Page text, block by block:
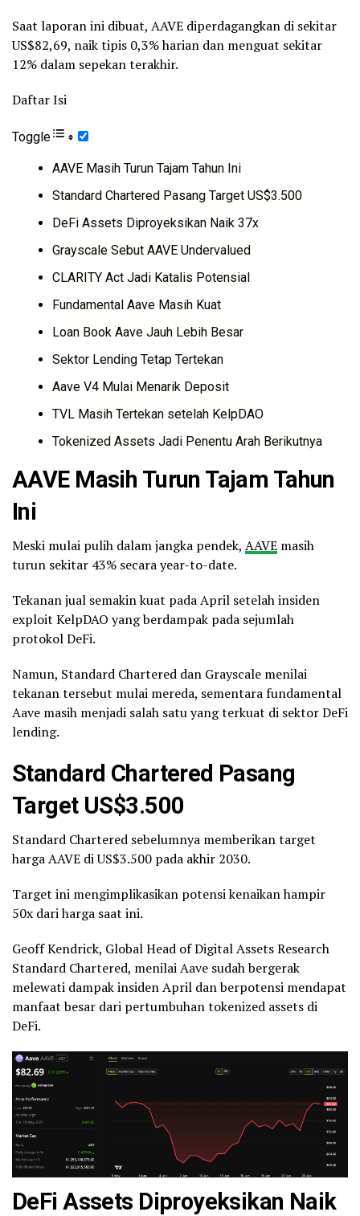
Saat laporan ini dibuat, AAVE diperdagangkan di sekitar
US$82,69, naik tipis 0,3% harian dan menguat sekitar
12% dalam sepekan terakhir.
Daftar Isi
Toggle
AAVE Masih Turun Tajam Tahun Ini
Standard Chartered Pasang Target US$3.500
DeFi Assets Diproyeksikan Naik 37x
Grayscale Sebut AAVE Undervalued
CLARITY Act Jadi Katalis Potensial
Fundamental Aave Masih Kuat
Loan Book Aave Jauh Lebih Besar
Sektor Lending Tetap Tertekan
Aave V4 Mulai Menarik Deposit
TVL Masih Tertekan setelah KelpDAO
Tokenized Assets Jadi Penentu Arah Berikutnya
AAVE Masih Turun Tajam Tahun
Ini
Meski mulai pulih dalam jangka pendek, AAVE masih
turun sekitar 43% secara year-to-date.
Tekanan jual semakin kuat pada April setelah insiden
exploit KelpDAO yang berdampak pada sejumlah
protokol DeFi.
Namun, Standard Chartered dan Grayscale menilai
tekanan tersebut mulai mereda, sementara fundamental
Aave masih menjadi salah satu yang terkuat di sektor DeFi
lending.
Standard Chartered Pasang
Target US$3.500
Standard Chartered sebelumnya memberikan target
harga AAVE di US$3.500 pada akhir 2030.
Target ini mengimplikasikan potensi kenaikan hampir
50x dari harga saat ini.
Geoff Kendrick, Global Head of Digital Assets Research
Standard Chartered, menilai Aave sudah bergerak
melewati dampak insiden April dan berpotensi mendapat
manfaat besar dari pertumbuhan tokenized assets di
DeFi.
DeFi Assets Diproyeksikan Naik